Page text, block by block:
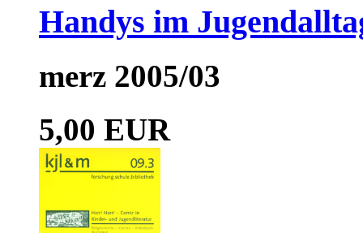
Handys im
merz 2005/03
5,00 EUR